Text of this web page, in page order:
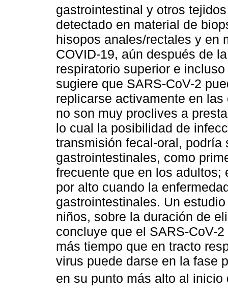
gastrointestinal y otros
detectado en material de
hisopos anales/rectales y en
COVID-19, aún después de
respiratorio superior e
sugiere que SARS-CoV-2
replicarse activamente en
no son muy proclives a
lo cual la posibilidad de
transmisión fecal-oral,
gastrointestinales, como
frecuente que en los
por alto cuando la
gastrointestinales. Un
niños, sobre la duración de
concluye que el SARS-CoV-
más tiempo que en tracto
virus puede darse en la fase
en su punto más alto al